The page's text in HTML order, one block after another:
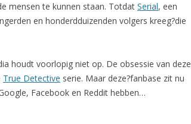
mensen te kunnen staan. Totdat Serial, een
en honderdduizenden volgers kreeg?die
houdt voorlopig niet op. De obsessie van deze
True Detective serie. Maar deze?fanbase zit nu
Facebook en Reddit hebben…